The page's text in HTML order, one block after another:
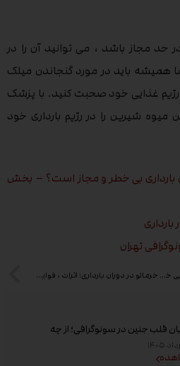
قلب جنین در سونوگرافی؛ از چه
دیده می‌شود؟
حد مجاز باشد ، می توانید آن را در
همیشه باید در مورد گنجاندن میلک
غذایی خود صحبت کنید. با پزشک
شیرین را در رژیم بارداری خود
بارداری بی خطر و مجاز است؟ – بخش
تهران
آیا مصرف انبه در دوران بارداری بی خطر و مجاز است؟ – بخش اول خرمالو در دوران بارداری: اثرات ، فواید و موارد دیگر